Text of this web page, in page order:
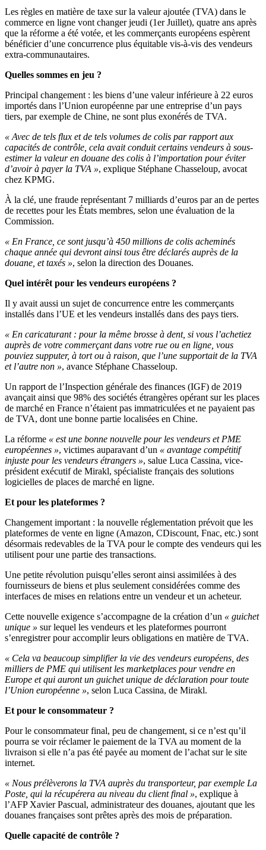
Les règles en matière de taxe sur la valeur ajoutée (TVA) dans le
commerce en ligne vont changer jeudi (1er Juillet), quatre ans après
que la réforme a été votée, et les commerçants européens espèrent
bénéficier d’une concurrence plus équitable vis-à-vis des vendeurs
extra-communautaires.
Quelles sommes en jeu ?
Principal changement : les biens d’une valeur inférieure à 22 euros
importés dans l’Union européenne par une entreprise d’un pays
tiers, par exemple de Chine, ne sont plus exonérés de TVA.
« Avec de tels flux et de tels volumes de colis par rapport aux
capacités de contrôle, cela avait conduit certains vendeurs à sous-
estimer la valeur en douane des colis à l’importation pour éviter
d’avoir à payer la TVA », explique Stéphane Chasseloup, avocat
chez KPMG.
À la clé, une fraude représentant 7 milliards d’euros par an de pertes
de recettes pour les États membres, selon une évaluation de la
Commission.
« En France, ce sont jusqu’à 450 millions de colis acheminés
chaque année qui devront ainsi tous être déclarés auprès de la
douane, et taxés », selon la direction des Douanes.
Quel intérêt pour les vendeurs européens ?
Il y avait aussi un sujet de concurrence entre les commerçants
installés dans l’UE et les vendeurs installés dans des pays tiers.
« En caricaturant : pour la même brosse à dent, si vous l’achetiez
auprès de votre commerçant dans votre rue ou en ligne, vous
pouviez supputer, à tort ou à raison, que l’une supportait de la TVA
et l’autre non », avance Stéphane Chasseloup.
Un rapport de l’Inspection générale des finances (IGF) de 2019
avançait ainsi que 98% des sociétés étrangères opérant sur les places
de marché en France n’étaient pas immatriculées et ne payaient pas
de TVA, dont une bonne partie localisées en Chine.
La réforme « est une bonne nouvelle pour les vendeurs et PME
européennes », victimes auparavant d’un « avantage compétitif
injuste pour les vendeurs étrangers », salue Luca Cassina, vice-
président exécutif de Mirakl, spécialiste français des solutions
logicielles de places de marché en ligne.
Et pour les plateformes ?
Changement important : la nouvelle réglementation prévoit que les
plateformes de vente en ligne (Amazon, CDiscount, Fnac, etc.) sont
désormais redevables de la TVA pour le compte des vendeurs qui les
utilisent pour une partie des transactions.
Une petite révolution puisqu’elles seront ainsi assimilées à des
fournisseurs de biens et plus seulement considérées comme des
interfaces de mises en relations entre un vendeur et un acheteur.
Cette nouvelle exigence s’accompagne de la création d’un « guichet
unique » sur lequel les vendeurs et les plateformes pourront
s’enregistrer pour accomplir leurs obligations en matière de TVA.
« Cela va beaucoup simplifier la vie des vendeurs européens, des
milliers de PME qui utilisent les marketplaces pour vendre en
Europe et qui auront un guichet unique de déclaration pour toute
l’Union européenne », selon Luca Cassina, de Mirakl.
Et pour le consommateur ?
Pour le consommateur final, peu de changement, si ce n’est qu’il
pourra se voir réclamer le paiement de la TVA au moment de la
livraison si elle n’a pas été payée au moment de l’achat sur le site
internet.
« Nous prélèverons la TVA auprès du transporteur, par exemple La
Poste, qui la récupérera au niveau du client final », explique à
l’AFP Xavier Pascual, administrateur des douanes, ajoutant que les
douanes françaises sont prêtes après des mois de préparation.
Quelle capacité de contrôle ?